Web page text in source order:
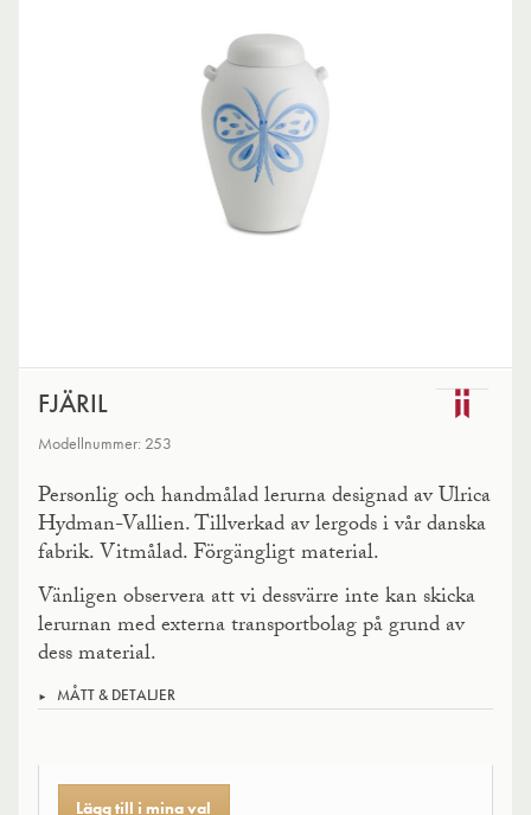
FJÄRIL
Modellnummer: 253
Personlig och handmålad lerurna designad av Ulrica
Hydman-Vallien. Tillverkad av lergods i vår danska
fabrik. Vitmålad. Förgängligt material.
Vänligen observera att vi dessvärre inte kan skicka
lerurnan med externa transportbolag på grund av
dess material.
MÅTT & DETALJER
Lägg till i mina val